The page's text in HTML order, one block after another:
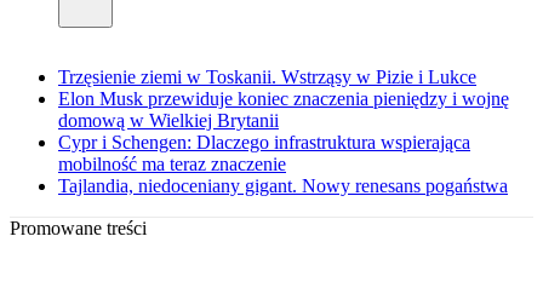
Trzęsienie ziemi w Toskanii. Wstrząsy w Pizie i Lukce
Elon Musk przewiduje koniec znaczenia pieniędzy i wojnę
domową w Wielkiej Brytanii
Cypr i Schengen: Dlaczego infrastruktura wspierająca
mobilność ma teraz znaczenie
Tajlandia, niedoceniany gigant. Nowy renesans pogaństwa
Promowane treści